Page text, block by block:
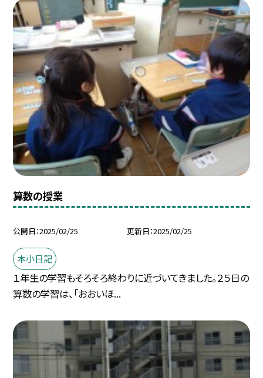
算数の授業
公開日 2025/02/25 更新日 2025/02/25
本小日記
１年生の学習もそろそろ終わりに近づいてきました。２５日の
算数の学習は、「おおいほ...